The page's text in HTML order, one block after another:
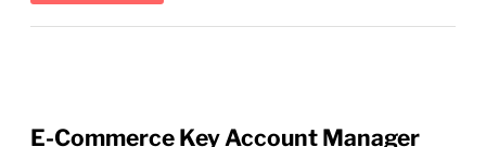
E-Commerce Key Account Manager